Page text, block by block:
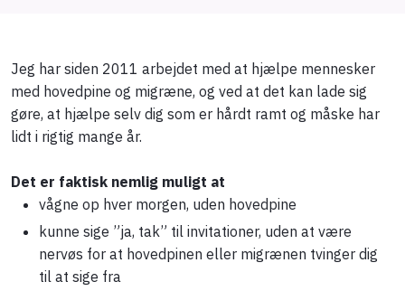
​Jeg har siden 2011 arbejdet med at hjælpe mennesker
med hovedpine og migræne, og ved at det kan lade sig
gøre, at hjælpe selv dig som er hårdt ramt og måske har
lidt i rigtig mange år.
Det er faktisk nemlig muligt at
vågne op hver morgen, uden hovedpine
kunne sige ”ja, tak” til invitationer, uden at være
nervøs for at hovedpinen eller migrænen tvinger dig
til at sige fra